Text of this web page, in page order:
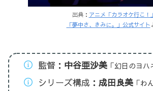
出典： アニメ「カラオケ行こ！」
「夢中さ、きみに。」公式サイト
監督： 中谷亜沙美「幻日のヨハ
シリーズ構成： 成田良美「わ